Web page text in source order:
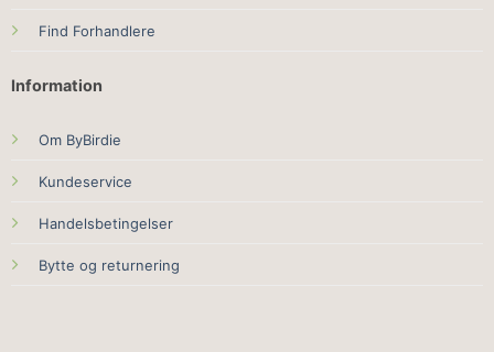
Find Forhandlere
Information
Om ByBirdie
Kundeservice
Handelsbetingelser
Bytte og returnering